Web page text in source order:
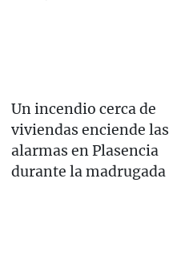
Un incendio cerca de
viviendas enciende las
alarmas en Plasencia
durante la madrugada